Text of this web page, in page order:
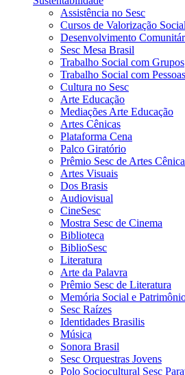
Assistência no Sesc
Cursos de Valorização
Desenvolvimento
Sesc Mesa Brasil
Trabalho Social com Grupos
Trabalho Social com
Cultura no Sesc
Arte Educação
Mediações Arte Educação
Artes Cênicas
Plataforma Cena
Palco Giratório
Prêmio Sesc de Artes
Artes Visuais
Dos Brasis
Audiovisual
CineSesc
Mostra Sesc de Cinema
Biblioteca
BiblioSesc
Literatura
Arte da Palavra
Prêmio Sesc de Literatura
Memória Social e
Sesc Raízes
Identidades Brasilis
Música
Sonora Brasil
Sesc Orquestras Jovens
Polo Sociocultural Sesc